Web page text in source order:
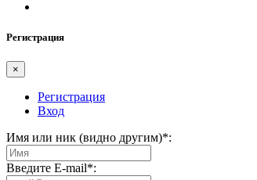
Регистрация
×
Регистрация
Вход
Имя или ник (видно другим)*:
Введите E-mail*: